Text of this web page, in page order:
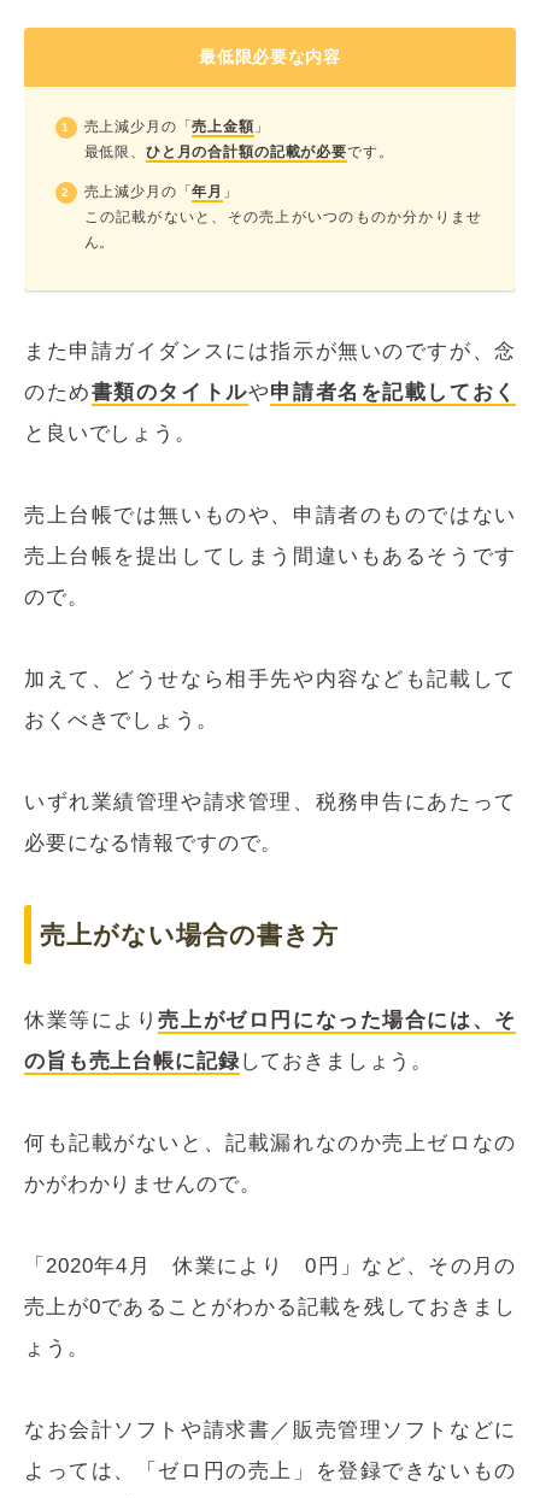
最低限必要な内容
売上減少月の「売上金額 」
最低限、 ひと月の合計額の記載が必要です。
売上減少月の「年月 」
この記載がないと、その売上がいつのものか分かりませ
ん。
また申請ガイダンスには指示が無いのですが、念
のため書類のタイトルや申請者名を記載しておく
と良いでしょう。
売上台帳では無いものや、申請者のものではない
売上台帳を提出してしまう間違いもあるそうです
ので。
加えて、どうせなら相手先や内容なども記載して
おくべきでしょう。
いずれ業績管理や請求管理、税務申告にあたって
必要になる情報ですので。
売上がない場合の書き方
休業等により売上がゼロ円になった場合には、そ
の旨も売上台帳に記録しておきましょう。
何も記載がないと、記載漏れなのか売上ゼロなの
かがわかりませんので。
「2020年4月 休業により 0円」など、その月の
売上が0であることがわかる記載を残しておきまし
ょう。
なお会計ソフトや請求書／販売管理ソフトなどに
よっては、「ゼロ円の売上」を登録できないもの